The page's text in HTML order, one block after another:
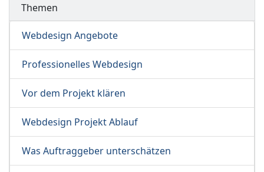
Themen
Webdesign Angebote
Professionelles Webdesign
Vor dem Projekt klären
Webdesign Projekt Ablauf
Was Auftraggeber unterschätzen